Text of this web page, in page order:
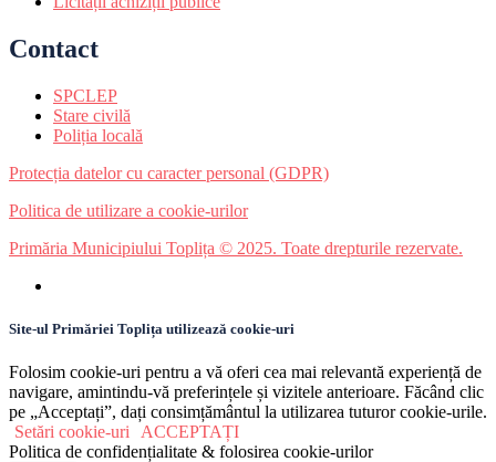
Contact
SPCLEP
Stare civilă
Poliția locală
Protecția datelor cu caracter personal (GDPR)
Politica de utilizare a cookie-urilor
Primăria Municipiului Toplița © 2025. Toate drepturile rezervate.
Site-ul Primăriei Toplița utilizează cookie-uri
Folosim cookie-uri pentru a vă oferi cea mai relevantă experiență de
navigare, amintindu-vă preferințele și vizitele anterioare. Făcând clic
pe „Acceptați”, dați consimțământul la utilizarea tuturor cookie-urile.
Setări cookie-uri
ACCEPTAȚI
Politica de confidențialitate & folosirea cookie-urilor